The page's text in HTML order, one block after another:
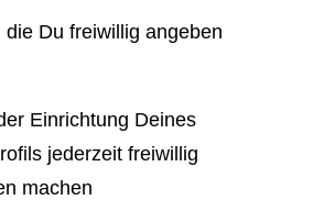
Du freiwillig angeben
Einrichtung Deines
jederzeit freiwillig
machen